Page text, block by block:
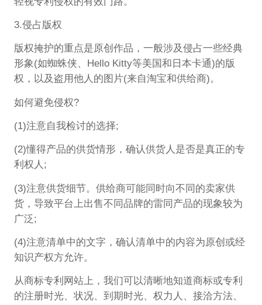
3.侵占版权
版权掩护的重点是原创作品，一般涉及侵占一些经典
形象(如蜘蛛侠、Hello Kitty等美国和日本卡通)的版
权，以及盗用他人的图片(来自淘宝和供给商)。
如何避免侵权?
(1)注意自我检讨的选择;
(2)懂得产品的供货情形，确认供货人是否是真正的专
利权人;
(3)注意供货细节。供给商可能同时向不同的卖家供
货，导致平台上出售不同品牌的雷同产品的现象较为
广泛;
(4)注意清单中的文字，确认清单中的内容为原创或经
知识产权方允许。
从商标专利网站上，我们可以清晰地知道商标或专利
的注册时光、状况、到期时光、权力人、接洽方法、